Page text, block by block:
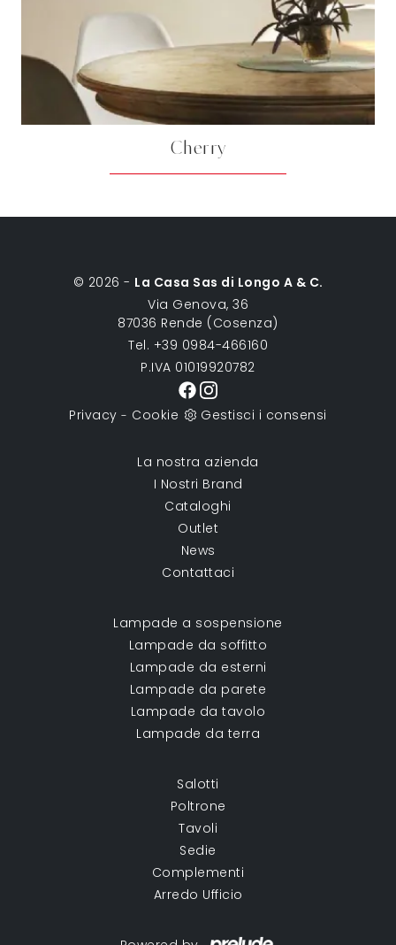
Cherry
© 2026 - La Casa Sas di Longo A & C.
Via Genova, 36
87036 Rende (Cosenza)
Tel. +39 0984-466160
P.IVA 01019920782
Privacy - Cookie Gestisci i consensi
La nostra azienda
I Nostri Brand
Cataloghi
Outlet
News
Contattaci
Lampade a sospensione
Lampade da soffitto
Lampade da esterni
Lampade da parete
Lampade da tavolo
Lampade da terra
Salotti
Poltrone
Tavoli
Sedie
Complementi
Arredo Ufficio